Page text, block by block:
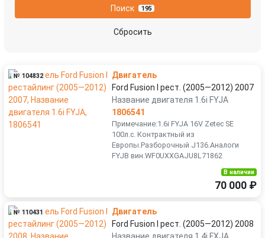
Поиск 195
Сбросить
№ 104832
Двигатель
Ford Fusion I рест. (2005—2012) 2007
Название двигателя 1.6i FYJA
1806541
Примечание:1.6i FYJA 16V Zetec SE
100л.с. Контрактный из
Европы.Разборочный J136.Аналоги
FYJB вин.WF0UXXGAJU8L71862
В наличии
70 000 ₽
№ 110431
Двигатель
Ford Fusion I рест. (2005—2012) 2008